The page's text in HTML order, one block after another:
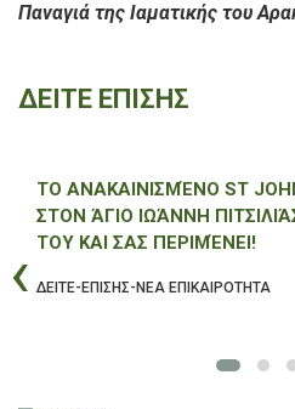
Παναγιά της Ιαματικής του
ΔΕΙΤΕ ΕΠΙΣΗΣ
ΤΟ ΑΝΑΚΑΙΝΙΣΜΈΝΟ ST
ΣΤΟΝ ΆΓΙΟ ΙΩΆΝΝΗ
ΤΟΥ ΚΑΙ ΣΑΣ ΠΕΡΙΜΈΝΕΙ!
ΔΕΙΤΕ-ΕΠΙΣΗΣ-ΝΕΑ ΕΠΙΚΑΙΡΟΤΗΤΑ
‹